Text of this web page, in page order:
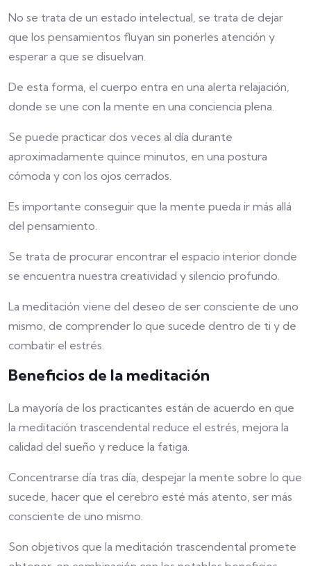
No se trata de un estado intelectual, se trata de dejar
que los pensamientos fluyan sin ponerles atención y
esperar a que se disuelvan.
De esta forma, el cuerpo entra en una alerta relajación,
donde se une con la mente en una conciencia plena.
Se puede practicar dos veces al día durante
aproximadamente quince minutos, en una postura
cómoda y con los ojos cerrados.
Es importante conseguir que la mente pueda ir más allá
del pensamiento.
Se trata de procurar encontrar el espacio interior donde
se encuentra nuestra creatividad y silencio profundo.
La meditación viene del deseo de ser consciente de uno
mismo, de comprender lo que sucede dentro de ti y de
combatir el estrés.
Beneficios de la meditación
La mayoría de los practicantes están de acuerdo en que
la meditación trascendental reduce el estrés, mejora la
calidad del sueño y reduce la fatiga.
Concentrarse día tras día, despejar la mente sobre lo que
sucede, hacer que el cerebro esté más atento, ser más
consciente de uno mismo.
Son objetivos que la meditación trascendental promete